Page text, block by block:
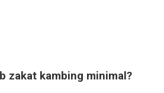
zakat kambing minimal?